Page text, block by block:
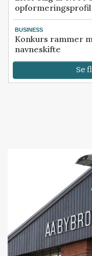
BUSINESS
Konkurs rammer
navneskifte
Se